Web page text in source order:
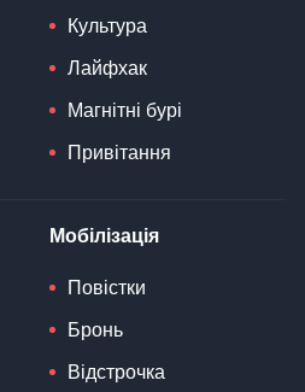
Культура
Лайфхак
Магнітні бурі
Привітання
Мобілізація
Повістки
Бронь
Відстрочка